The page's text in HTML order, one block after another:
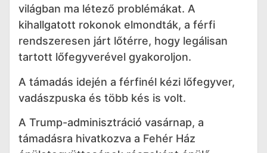
világban ma létező problémákat. A
kihallgatott rokonok elmondták, a férfi
rendszeresen járt lőtérre, hogy legálisan
tartott lőfegyverével gyakoroljon.
A támadás idején a férfinél kézi lőfegyver,
vadászpuska és több kés is volt.
A Trump-adminisztráció vasárnap, a
támadásra hivatkozva a Fehér Ház